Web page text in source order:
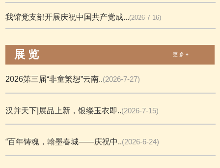
我馆党支部开展庆祝中国共产党成...(2026-7-16)
展 览 更 多 +
2026第三届“非童繁想”云南..(2026-7-27)
汉并天下|展品上新，银缕玉衣即..(2026-7-15)
“百年铸魂，翰墨春城——庆祝中..(2026-6-24)